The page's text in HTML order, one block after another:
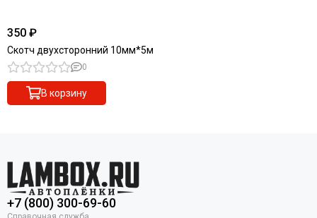
350 ₽
Скотч двухсторонний 10мм*5м
0
В корзину
+7 (800) 300-69-60